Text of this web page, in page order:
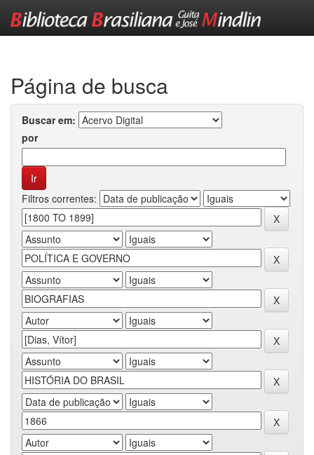
Página de busca
Buscar em:
por
Filtros correntes: